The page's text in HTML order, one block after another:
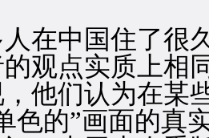
中国住了很久
观点实质上相
，他们认为在某
色的”画面的真